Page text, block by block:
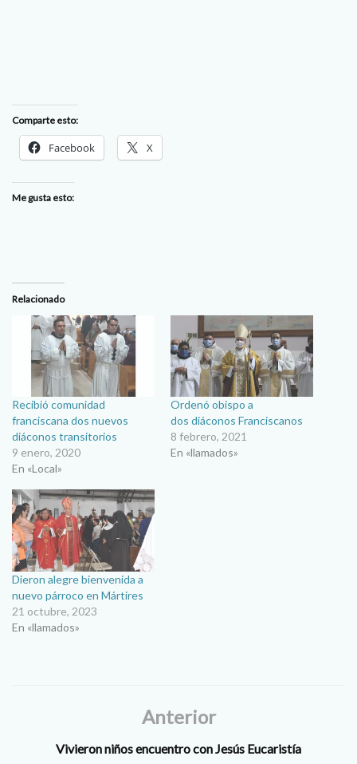
Comparte esto:
Facebook X
Me gusta esto:
Relacionado
Recibió comunidad
franciscana dos nuevos
diáconos transitorios
9 enero, 2020
En «Local»
Ordenó obispo a
dos diáconos Franciscanos
8 febrero, 2021
En «llamados»
Dieron alegre bienvenida a
nuevo párroco en Mártires
21 octubre, 2023
En «llamados»
Anterior
Vivieron niños encuentro con Jesús Eucaristía